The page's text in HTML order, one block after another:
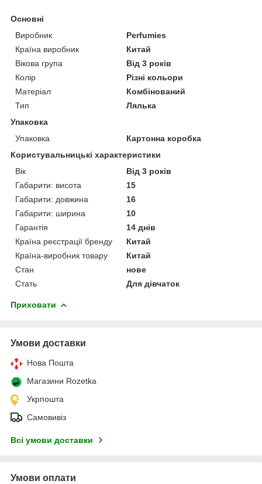
Основні
Виробник
Perfumies
Країна виробник
Китай
Вікова група
Від 3 років
Колір
Різні кольори
Матеріал
Комбінований
Тип
Лялька
Упаковка
Упаковка
Картонна коробка
Користувальницькі характеристики
Вік
Від 3 років
Габарити: висота
15
Габарити: довжина
16
Габарити: ширина
10
Гарантія
14 днів
Країна реєстрації бренду
Китай
Країна-виробник товару
Китай
Стан
нове
Стать
Для дівчаток
Приховати
Умови доставки
Нова Пошта
Магазини Rozetka
Укрпошта
Самовивіз
Всі умови доставки
Умови оплати